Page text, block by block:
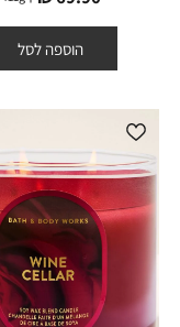
הוספה לסל